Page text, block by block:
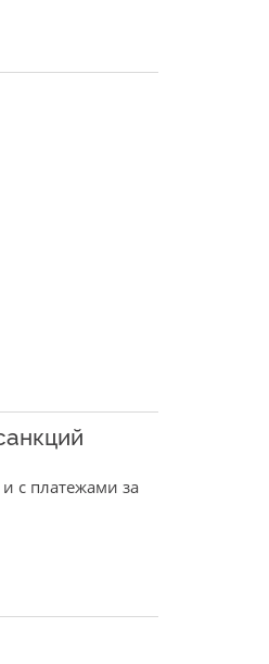
с платежами за